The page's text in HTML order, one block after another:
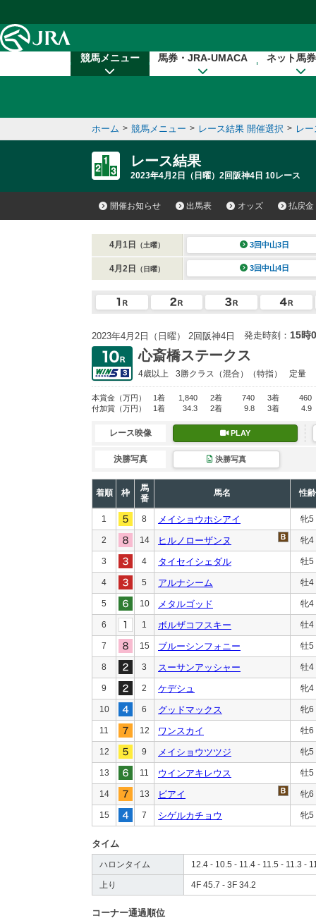
競馬メニュー 馬券・JRA-UMACA ネット馬
ホーム > 競馬メニュー > レース結果 開催選択 > レ
レース結果
2023年4月2日（日曜）2回阪神4日 10レース
開催お知らせ 出馬表 オッズ 払戻金
4月1日 （土曜） 3回中山3日
4月2日 （日曜） 3回中山4日
2023年4月2日（日曜） 2回阪神4日 発走時刻： 15時
心斎橋ステークス
4歳以上 3勝クラス （混合）（特指） 定量
本賞金 （万円） 1着 1,840 2着 740 3着
460
付加賞 （万円） 1着 34.3 2着 9.8 3着 4.9
レース映像 PLAY
決勝写真 決勝写真
着順 枠
馬
番
馬名 性齢
1 8 メイショウホシアイ 牝5
2 14 ヒルノローザンヌ 牝4
3 4 タイセイシェダル 牡5
4 5 アルナシーム 牡4
5 10 メタルゴッド 牝4
6 1 ボルザコフスキー 牡4
7 15 ブルーシンフォニー 牡5
8 3 スーサンアッシャー 牡4
9 2 ケデシュ 牝4
10 6 グッドマックス 牝6
11 12 ワンスカイ 牡6
12 9 メイショウツツジ 牝5
13 11 ウインアキレウス 牡5
14 13 ビアイ 牝6
15 7 シゲルカチョウ 牝5
タイム
ハロンタイム 12.4 - 10.5 - 11.4 - 11.5 - 11.3 -
上り 4F 45.7 - 3F 34.2
コーナー通過順位